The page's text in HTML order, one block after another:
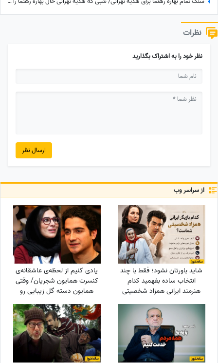
نظرات
نظر خود را به اشتراک بگذارید
ارسال نظر
از سراسر وب
شاید باورتان نشود؛ فقط با چند
انتخاب ساده بفهمید کدام
هنرمند ایرانی همزاد شخصیتی
شماست! از شوخ‌طبعی نعیمه
نظام‌دوست تا احساسات عمیق
شهاب حسینی؛ شما شبیه
کدام‌یک هستید؟
یادی کنیم از لحظه‌ی عاشقانه‌ی
کنسرت همایون شجریان/ وقتی
همایون دسته گل زیبایی رو
تقدیم میکنه به سحر
دولت‌شاهی/ چه تیپ مینیمال و
شیکی زده سحر خانم!